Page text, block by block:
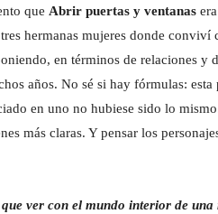
que Abrir puertas y ventanas
hermanas mujeres donde
en términos de relaciones y
años. No sé si hay fórmulas:
en uno no hubiese sido lo
más claras. Y pensar los
ver con el mundo interior de una